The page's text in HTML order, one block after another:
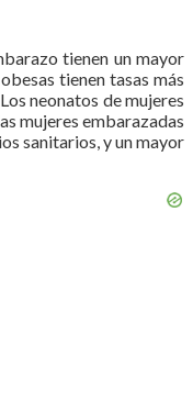
tienen un mayor
tienen tasas más
neonatos de mujeres
mujeres embarazadas
sanitarios, y un mayor